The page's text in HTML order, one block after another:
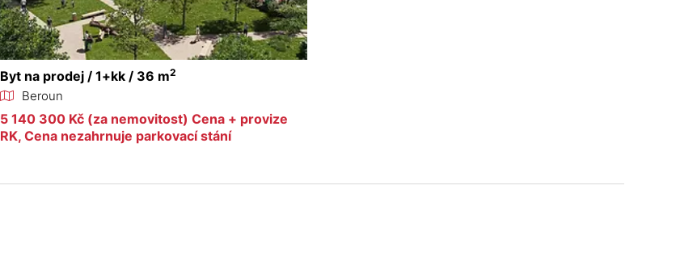
Byt na prodej / 1+kk / 36 m2
Beroun
5 140 300 Kč (za nemovitost) Cena + provize
RK, Cena nezahrnuje parkovací stání